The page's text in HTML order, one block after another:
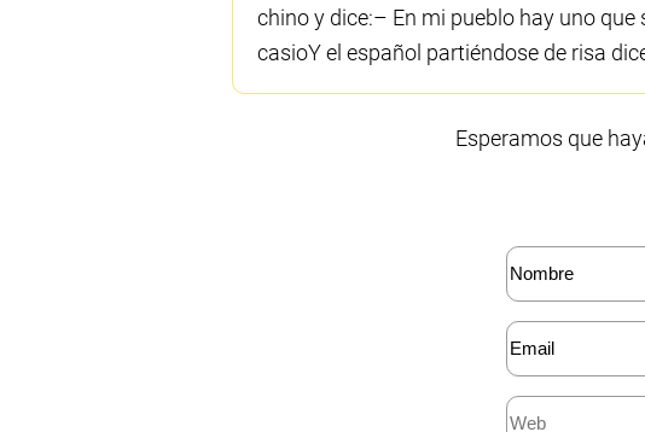
chino y dice:– En mi pueblo hay uno que
casioY el español partiéndose de risa
Esperamos que